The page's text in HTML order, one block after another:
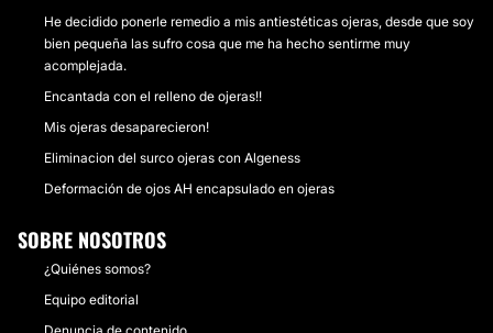
He decidido ponerle remedio a mis antiestéticas ojeras, desde que soy
bien pequeña las sufro cosa que me ha hecho sentirme muy
acomplejada.
Encantada con el relleno de ojeras!!
Mis ojeras desaparecieron!
Eliminacion del surco ojeras con Algeness
Deformación de ojos AH encapsulado en ojeras
SOBRE NOSOTROS
¿Quiénes somos?
Equipo editorial